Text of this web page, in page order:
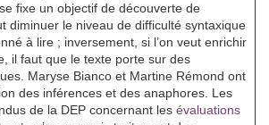
fixe un objectif de découverte de
diminuer le niveau de difficulté syntaxique
à lire ; inversement, si l’on veut enrichir
il faut que le texte porte sur des
Maryse Bianco et Martine Rémond ont
des inférences et des anaphores. Les
de la DEP concernant les évaluations